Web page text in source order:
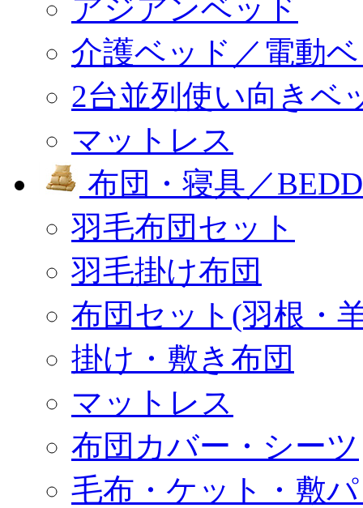
アジアンベッド
介護ベッド／電動
2台並列使い向きベ
マットレス
布団・寝具／
羽毛布団セット
羽毛掛け布団
布団セット(羽根・
掛け・敷き布団
マットレス
布団カバー・シーツ
毛布・ケット・敷